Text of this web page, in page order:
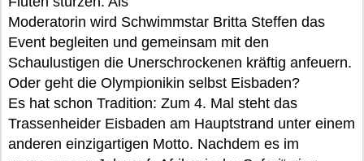
Moderatorin wird Schwimmstar Britta Steffen das
Event begleiten und gemeinsam mit den
Schaulustigen die Unerschrockenen kräftig anfeuern.
Oder geht die Olympionikin selbst Eisbaden?
Es hat schon Tradition: Zum 4. Mal steht das
Trassenheider Eisbaden am Hauptstrand unter einem
anderen einzigartigen Motto. Nachdem es im